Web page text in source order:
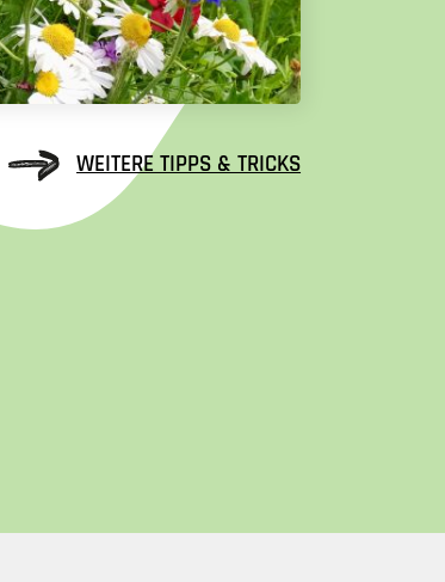
WEITERE TIPPS & TRICKS